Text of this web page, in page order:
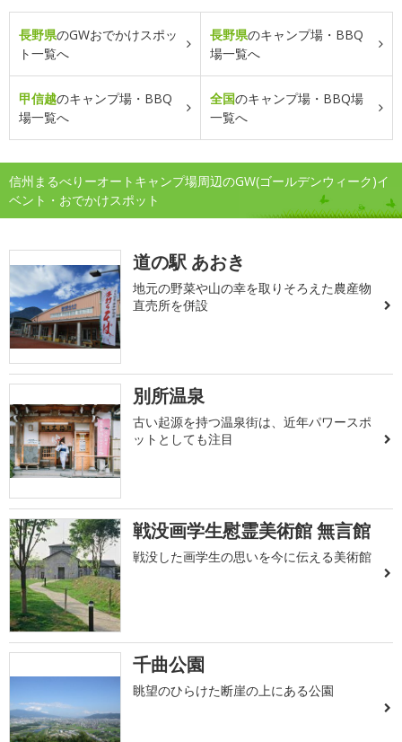
長野県のGWおでかけスポッ
ト一覧へ
長野県のキャンプ場・BBQ
場一覧へ
甲信越のキャンプ場・BBQ
場一覧へ
全国のキャンプ場・BBQ場
一覧へ
信州まるべりーオートキャンプ場周辺のGW(ゴールデンウィーク)イ
ベント・おでかけスポット
道の駅 あおき
地元の野菜や山の幸を取りそろえた農産物
直売所を併設
別所温泉
古い起源を持つ温泉街は、近年パワースポ
ットとしても注目
戦没画学生慰霊美術館 無言館
戦没した画学生の思いを今に伝える美術館
千曲公園
眺望のひらけた断崖の上にある公園